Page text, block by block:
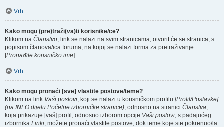
Vrh
Kako mogu (pre)traži(va)ti korisnike/ce?
Klikom na Članstvo, link se nalazi na svim stranicama, otvorit će se stranica, s
popisom članova/ica foruma, na kojoj se nalazi forma za pretraživanje
[Pronađite korisničko ime].
Vrh
Kako mogu pronaći [sve] vlastite postove/teme?
Klikom na link Vaši postovi, koji se nalazi u korisničkom profilu [Profil/Postavke]
(na INFO dijelu Početne izborničke stranice), odnosno na stranici Članstva,
koja prikazuje [vaš] profil, odnosno izborom opcije Vaši postovi, s padajućeg
izbornika Linki, možete pronaći vlastite postove, dok teme koje ste pokrenuo/la